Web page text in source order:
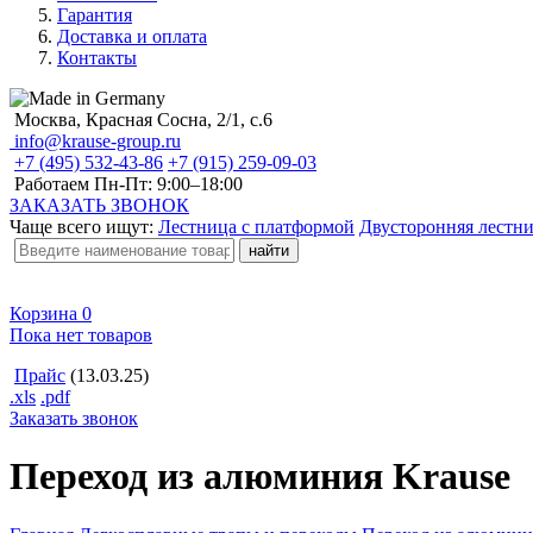
Гарантия
Доставка и оплата
Контакты
Москва, Красная Сосна, 2/1, с.6
info@krause-group.ru
+7 (495) 532-43-86 +7 (915) 259-09-03
Работаем Пн-Пт: 9:00–18:00
ЗАКАЗАТЬ ЗВОНОК
Чаще всего ищут: Лестница с платформой Двусторонняя
Корзина 0
Пока нет товаров
Прайс (13.03.25)
.xls .pdf
Заказать звонок
Переход из алюминия Krause